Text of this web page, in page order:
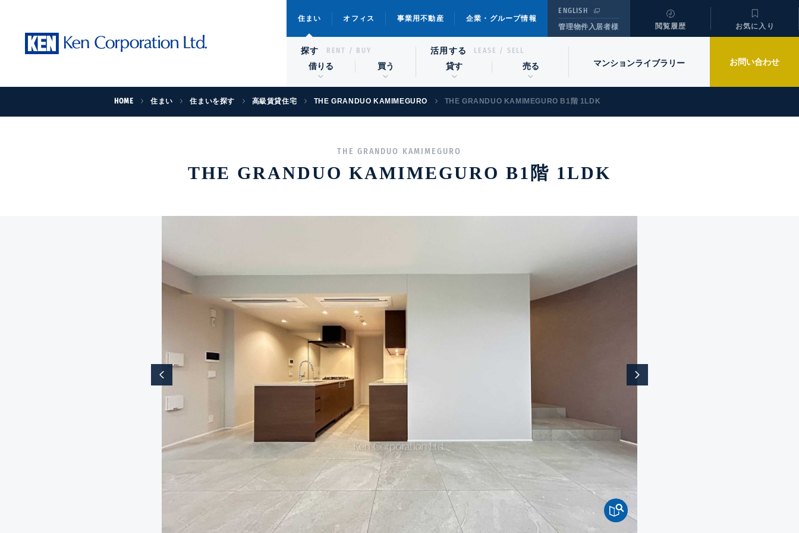
住まい オフィス 事業用不動産 企業・グループ情報
ENGLISH
管理物件入居者様
閲覧履歴 お気に入り
探す RENT / BUY
借りる 買う
活用する LEASE / SELL
貸す 売る マンションライブラリー お問い合わせ
HOME 住まい 住まいを探す 高級賃貸住宅 THE GRANDUO KAMIMEGURO THE GRANDUO KAMIMEGURO B1階 1LDK
THE GRANDUO KAMIMEGURO
THE GRANDUO KAMIMEGURO B1階 1LDK